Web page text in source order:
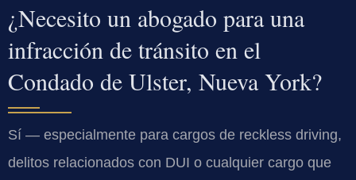
¿Necesito un abogado para una
infracción de tránsito en el
Condado de Ulster, Nueva York?
Sí — especialmente para cargos de reckless driving,
delitos relacionados con DUI o cualquier cargo que